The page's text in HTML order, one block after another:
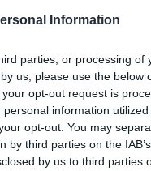
Information
parties, or processing of
us, please use the below
opt-out request is
information
opt-out. You may
third parties on the
by us to third parties
Spicetify
aplicación en Filehorse?